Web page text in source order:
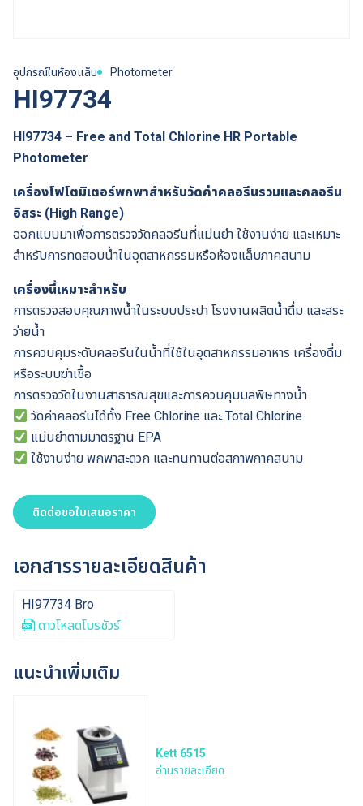
อุปกรณ์ในห้องแล็บ Photometer
HI97734
HI97734 – Free and Total Chlorine HR Portable
Photometer
เครื่องโฟโตมิเตอร์พกพาสำหรับวัดค่าคลอรีนรวมและคลอรีน
อิสระ (High Range)
ออกแบบมาเพื่อการตรวจวัดคลอรีนที่แม่นยำ ใช้งานง่าย และเหมาะ
สำหรับการทดสอบน้ำในอุตสาหกรรมหรือห้องแล็บภาคสนาม
เครื่องนี้เหมาะสำหรับ
การตรวจสอบคุณภาพน้ำในระบบประปา โรงงานผลิตน้ำดื่ม และสระ
ว่ายน้ำ
การควบคุมระดับคลอรีนในน้ำที่ใช้ในอุตสาหกรรมอาหาร เครื่องดื่ม
หรือระบบฆ่าเชื้อ
การตรวจวัดในงานสาธารณสุขและการควบคุมมลพิษทางน้ำ
วัดค่าคลอรีนได้ทั้ง Free Chlorine และ Total Chlorine
แม่นยำตามมาตรฐาน EPA
ใช้งานง่าย พกพาสะดวก และทนทานต่อสภาพภาคสนาม
ติดต่อขอใบเสนอราคา
เอกสารรายละเอียดสินค้า
HI97734 Bro
ดาวโหลดโบรชัวร์
แนะนำเพิ่มเติม
Kett 6515
อ่านรายละเอียด